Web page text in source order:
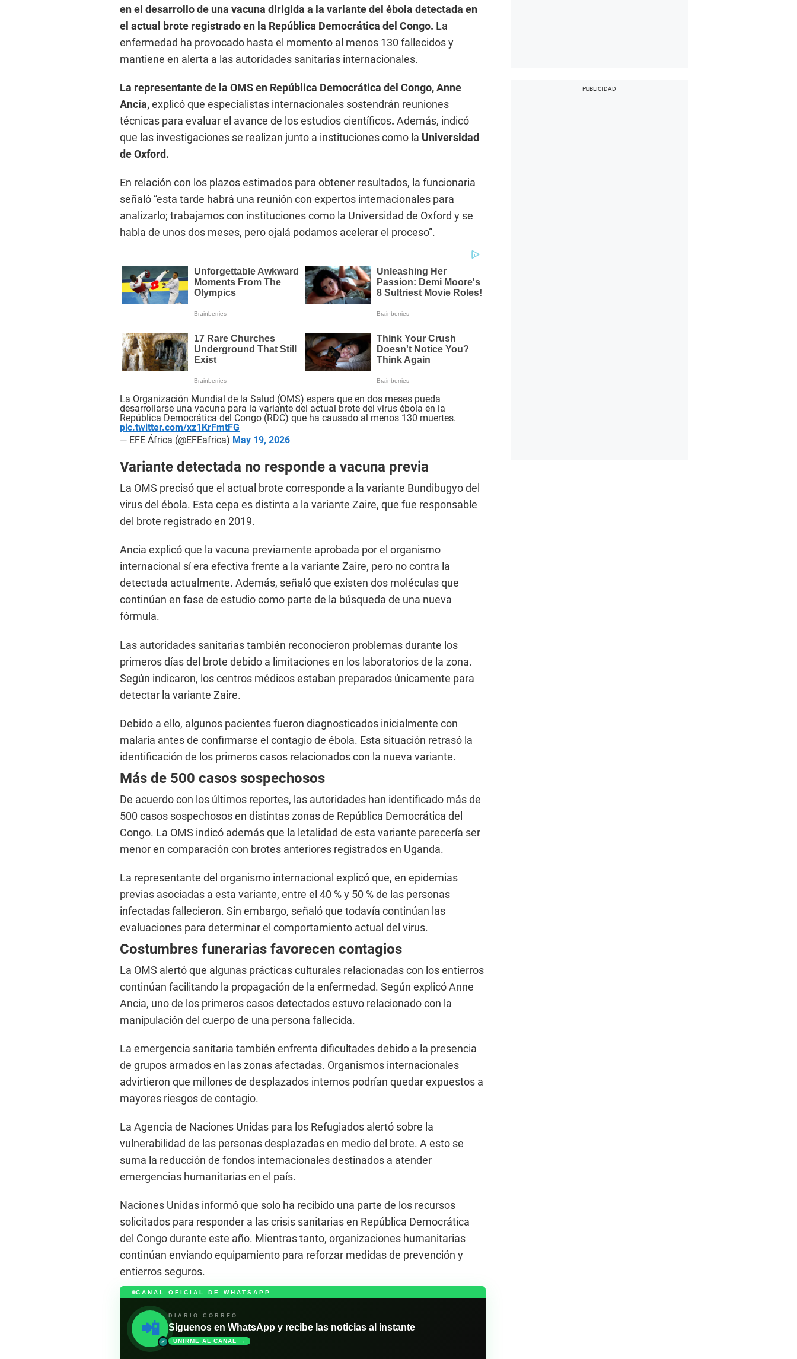
en el desarrollo de una vacuna dirigida a la variante del ébola detectada en
el actual brote registrado en la República Democrática del Congo. La
enfermedad ha provocado hasta el momento al menos 130 fallecidos y
mantiene en alerta a las autoridades sanitarias internacionales.
La representante de la OMS en República Democrática del Congo, Anne
Ancia,explicó que especialistas internacionales sostendrán reuniones
técnicas para evaluar el avance de los estudios científicos. Además, indicó
que las investigaciones se realizan junto a instituciones como la Universidad
de Oxford.
En relación con los plazos estimados para obtener resultados, la funcionaria
señaló “esta tarde habrá una reunión con expertos internacionales para
analizarlo; trabajamos con instituciones como la Universidad de Oxford y se
habla de unos dos meses, pero ojalá podamos acelerar el proceso”.
La Organización Mundial de la Salud (OMS) espera que en dos meses pueda
desarrollarse una vacuna para la variante del actual brote del virus ébola en la
República Democrática del Congo (RDC) que ha causado al menos 130 muertes.
pic.twitter.com/xz1KrFmtFG
— EFE África (@EFEafrica) May 19, 2026
Variante detectada no responde a vacuna previa
La OMS precisó que el actual brote corresponde a la variante Bundibugyo del
virus del ébola. Esta cepa es distinta a la variante Zaire, que fue responsable
del brote registrado en 2019.
Ancia explicó que la vacuna previamente aprobada por el organismo
internacional sí era efectiva frente a la variante Zaire, pero no contra la
detectada actualmente. Además, señaló que existen dos moléculas que
continúan en fase de estudio como parte de la búsqueda de una nueva
fórmula.
Las autoridades sanitarias también reconocieron problemas durante los
primeros días del brote debido a limitaciones en los laboratorios de la zona.
Según indicaron, los centros médicos estaban preparados únicamente para
detectar la variante Zaire.
Debido a ello, algunos pacientes fueron diagnosticados inicialmente con
malaria antes de confirmarse el contagio de ébola. Esta situación retrasó la
identificación de los primeros casos relacionados con la nueva variante.
Más de 500 casos sospechosos
De acuerdo con los últimos reportes, las autoridades han identificado más de
500 casos sospechosos en distintas zonas de República Democrática del
Congo. La OMS indicó además que la letalidad de esta variante parecería ser
menor en comparación con brotes anteriores registrados en Uganda.
La representante del organismo internacional explicó que, en epidemias
previas asociadas a esta variante, entre el 40 % y 50 % de las personas
infectadas fallecieron. Sin embargo, señaló que todavía continúan las
evaluaciones para determinar el comportamiento actual del virus.
Costumbres funerarias favorecen contagios
La OMS alertó que algunas prácticas culturales relacionadas con los entierros
continúan facilitando la propagación de la enfermedad. Según explicó Anne
Ancia, uno de los primeros casos detectados estuvo relacionado con la
manipulación del cuerpo de una persona fallecida.
La emergencia sanitaria también enfrenta dificultades debido a la presencia
de grupos armados en las zonas afectadas. Organismos internacionales
advirtieron que millones de desplazados internos podrían quedar expuestos a
mayores riesgos de contagio.
La Agencia de Naciones Unidas para los Refugiados alertó sobre la
vulnerabilidad de las personas desplazadas en medio del brote. A esto se
suma la reducción de fondos internacionales destinados a atender
emergencias humanitarias en el país.
Naciones Unidas informó que solo ha recibido una parte de los recursos
solicitados para responder a las crisis sanitarias en República Democrática
del Congo durante este año. Mientras tanto, organizaciones humanitarias
continúan enviando equipamiento para reforzar medidas de prevención y
entierros seguros.
CANAL OFICIAL DE WHATSAPP
📲
✓
DIARIO CORREO
Síguenos en WhatsApp y recibe las noticias al instante
UNIRME AL CANAL →